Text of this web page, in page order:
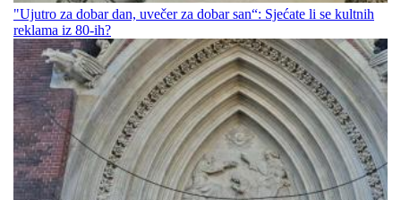
"Ujutro za dobar dan, uvečer za dobar san“: Sjećate li se kultnih
reklama iz 80-ih?